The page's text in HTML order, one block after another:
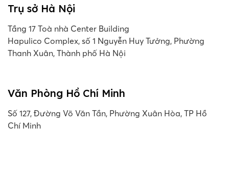
Trụ sở Hà Nội
Tầng 17 Toà nhà Center Building
Hapulico Complex, số 1 Nguyễn Huy Tưởng, Phường
Thanh Xuân, Thành phố Hà Nội
Văn Phòng Hồ Chí Minh
Số 127, Đường Võ Văn Tần, Phường Xuân Hòa, TP Hồ
Chí Minh